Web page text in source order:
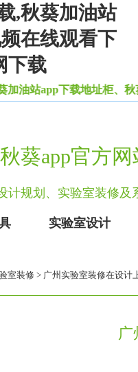
,秋葵加油站
在线观看下
下载
站app下载地址柜、秋
葵app官方
计规划、实验室装修
实验室设计
室装修 > 广州实验室装修在设计
广